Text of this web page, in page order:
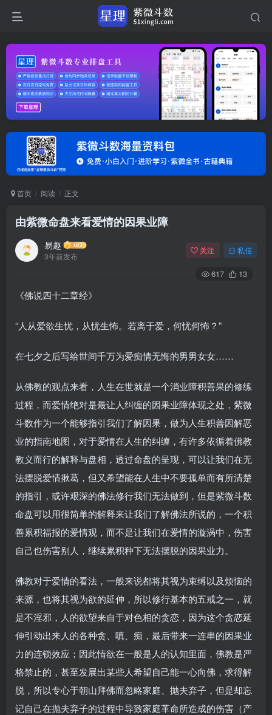
首页 阅读 正文
由紫微命盘来看爱情的因果业障
易趣
3年前发布
关注 私信
617 13
《佛说四十二章经》
“人从爱欲生忧，从忧生怖。若离于爱，何忧何怖？”
在七夕之后写给世间千万为爱痴情无悔的男男女女……
从佛教的观点来看，人生在世就是一个消业障积善果的修练
过程，而爱情绝对是最让人纠缠的因果业障体现之处，紫微
斗数作为一个能够指引我们了解因果，做为人生积善因解恶
业的指南地图，对于爱情在人生的纠缠，有许多依循着佛教
教义而行的解释与盘相，透过命盘的呈现，可以让我们在无
法摆脱爱情揪葛，但又希望能在人生中不要孤单而有所清楚
的指引，或许艰深的佛法修行我们无法做到，但是紫微斗数
命盘可以用很简单的解释来让我们了解佛法所说的，一个积
善累积福报的爱情观，而不是让我们在爱情的漩涡中，伤害
自己也伤害别人，继续累积种下无法摆脱的因果业力。
佛教对于爱情的看法，一般来说都将其视为束缚以及烦恼的
来源，也将其视为欲的延伸，所以修行基本的五戒之一，就
是不淫邪，人的欲望来自于对色相的贪恋，因为这个贪恋延
伸引动出来人的各种贪、嗔、痴，最后带来一连串的因果业
力的连锁效应；因此情欲在一般是人的认知里面，佛教是严
格禁止的，甚至发展出某些人希望自己能一心向佛，求得解
脱，所以专心于朝山拜佛而忽略家庭、抛夫弃子，但是却忘
记自己在抛夫弃子的过程中导致家庭革命所造成的伤害（产